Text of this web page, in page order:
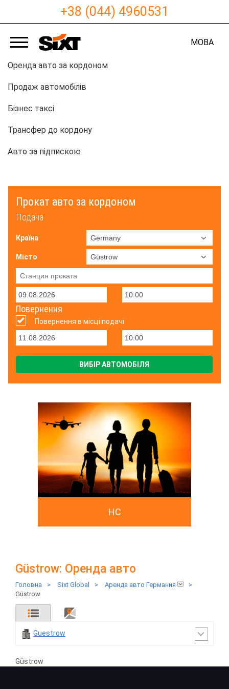
+38 (044) 4960531
МОВА
Оренда авто за кордоном
Продаж автомобілів
Бізнес таксі
Трансфер до кордону
Авто за підпискою
Прокат авто за кордоном
Подача
Країна
Місто
Повернення
Повернення в місці подачі
ВИБІР АВТОМОБІЛЯ
HC
Güstrow: Оренда авто
Головна > Sixt Global > Аренда авто Германия
>
Güstrow
Guestrow
Güstrow